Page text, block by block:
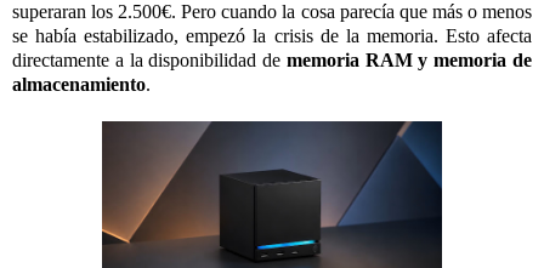
superaran los 2.500€. Pero cuando la cosa parecía que más o menos
se había estabilizado, empezó la crisis de la memoria. Esto afecta
directamente a la disponibilidad de memoria RAM y memoria de
almacenamiento.